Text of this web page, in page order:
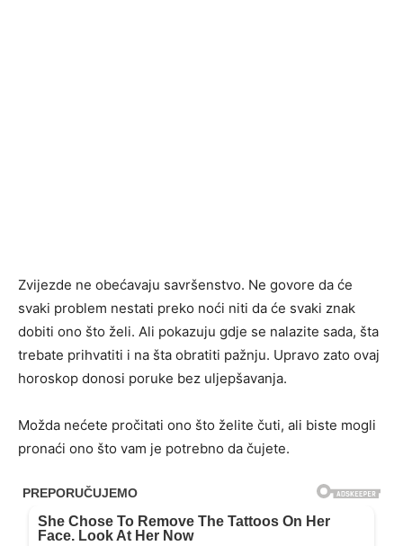
Zvijezde ne obećavaju savršenstvo. Ne govore da će
svaki problem nestati preko noći niti da će svaki znak
dobiti ono što želi. Ali pokazuju gdje se nalazite sada, šta
trebate prihvatiti i na šta obratiti pažnju. Upravo zato ovaj
horoskop donosi poruke bez uljepšavanja.
Možda nećete pročitati ono što želite čuti, ali biste mogli
pronaći ono što vam je potrebno da čujete.